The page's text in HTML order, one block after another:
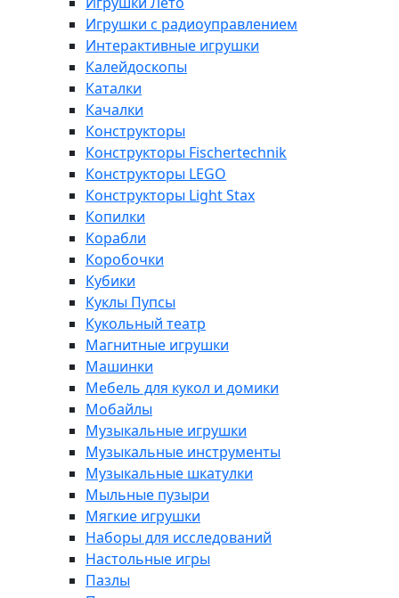
Игрушки с радиоуправлением
Интерактивные игрушки
Калейдоскопы
Каталки
Качалки
Конструкторы
Конструкторы Fisсhertechnik
Конструкторы LEGO
Конструкторы Light Stax
Копилки
Корабли
Коробочки
Кубики
Куклы Пупсы
Кукольный театр
Магнитные игрушки
Машинки
Мебель для кукол и домики
Мобайлы
Музыкальные игрушки
Музыкальные инструменты
Музыкальные шкатулки
Мыльные пузыри
Мягкие игрушки
Наборы для исследований
Настольные игры
Пазлы